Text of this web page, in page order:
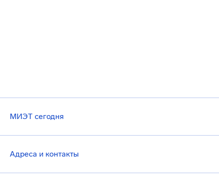
МИЭТ сегодня
Адреса и контакты